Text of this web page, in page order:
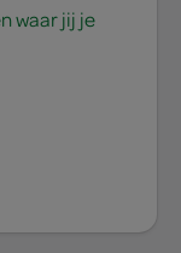
waar jij je